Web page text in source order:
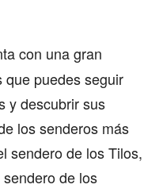
con una gran
que puedes seguir
y descubrir sus
los senderos más
sendero de los Tilos,
de los